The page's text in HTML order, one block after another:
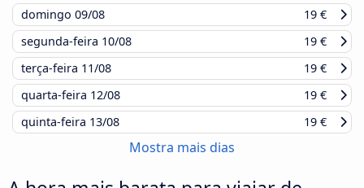
domingo 09/08
19 €
segunda-feira 10/08
19 €
terça-feira 11/08
19 €
quarta-feira 12/08
19 €
quinta-feira 13/08 19 €
Mostra mais dias